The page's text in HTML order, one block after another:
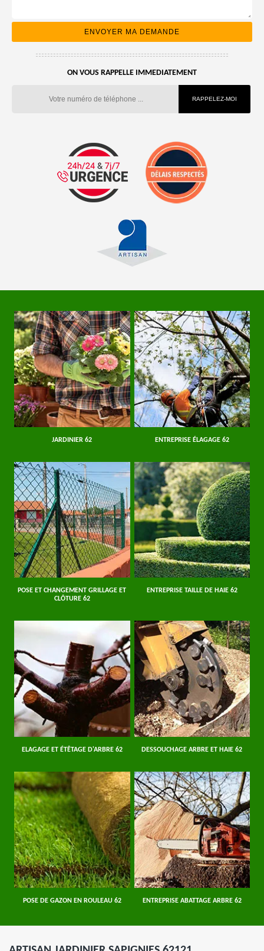
ON VOUS RAPPELLE IMMEDIATEMENT
JARDINIER 62 ENTREPRISE ÉLAGAGE 62
POSE ET CHANGEMENT GRILLAGE ET
CLÔTURE 62
ENTREPRISE TAILLE DE HAIE 62
ELAGAGE ET ÉTÊTAGE D'ARBRE 62 DESSOUCHAGE ARBRE ET HAIE 62
POSE DE GAZON EN ROULEAU 62 ENTREPRISE ABATTAGE ARBRE 62